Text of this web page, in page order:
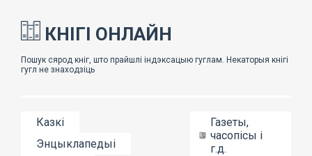
КНІГІ ОНЛАЙН
Казкі
Энцыклапедыі
Газеты,
часопісы і
г.д.